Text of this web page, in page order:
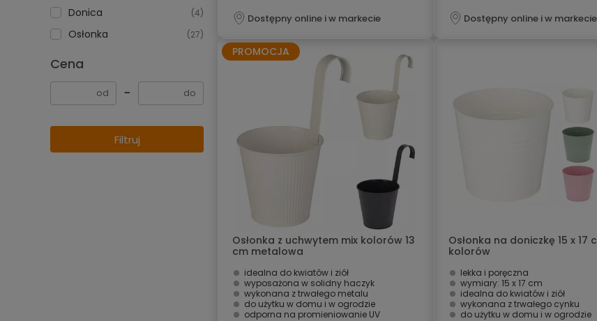
Donica (4)
Osłonka (27)
Cena
−
Filtruj
Dostępny online i w markecie Dostępny online i w markecie
PROMOCJA
Osłonka z uchwytem mix kolorów 13
cm metalowa
idealna do kwiatów i ziół
wyposażona w solidny haczyk
wykonana z trwałego metalu
do użytku w domu i w ogrodzie
odporna na promieniowanie UV
Osłonka na doniczkę 15 x 17
kolorów
lekka i poręczna
wymiary: 15 x 17 cm
idealna do kwiatów i ziół
wykonana z trwałego cynku
do użytku w domu i w ogrodzie